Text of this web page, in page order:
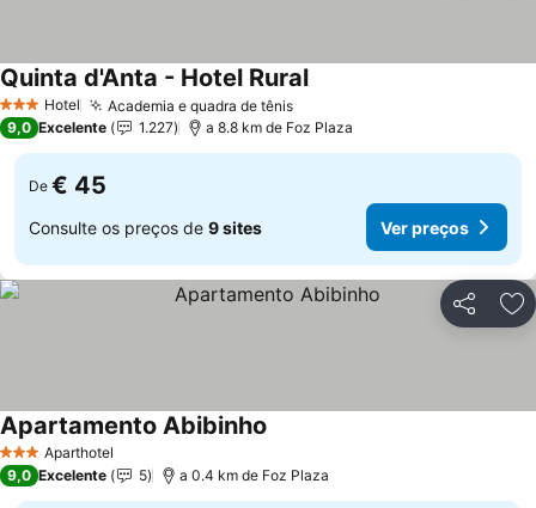
3 EstrelasHotel Academia e quadra de tênisVer preços
Quinta d'Anta - Hotel RuralVer preços
9,0 Excelente 1.227 a 8.8 km de Foz Plaza
De € 45
Consulte os preços de 9 sites Ver preços
Partilhar
3 EstrelasAparthotel
Apartamento Abibinho
9,0 Excelente 5 a 0.4 km de Foz Plaza